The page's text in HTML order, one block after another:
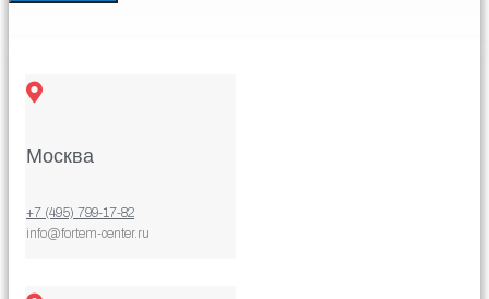
Москва
+7 (495) 799-17-82
info@fortem-center.ru